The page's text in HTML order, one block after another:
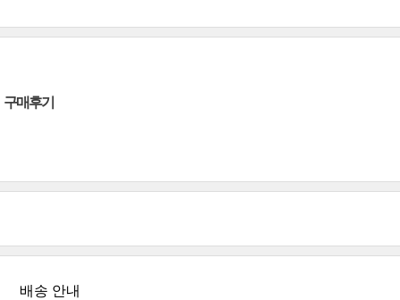
구매후기
배송 안내